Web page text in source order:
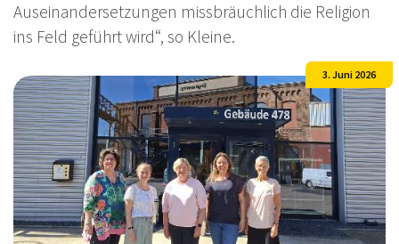
Auseinandersetzungen missbräuchlich die Religion
ins Feld geführt wird“, so Kleine.
3. Juni 2026